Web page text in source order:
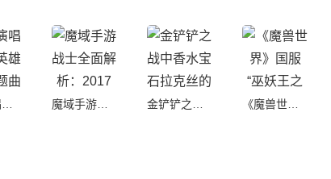
魔域手游战士全面解析：2017年度最强技巧与攻略揭秘